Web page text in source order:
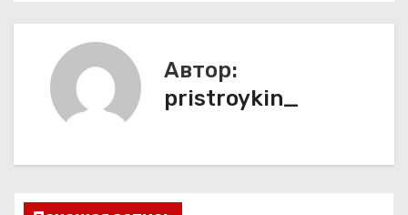
и
и
Автор:
pristroykin_